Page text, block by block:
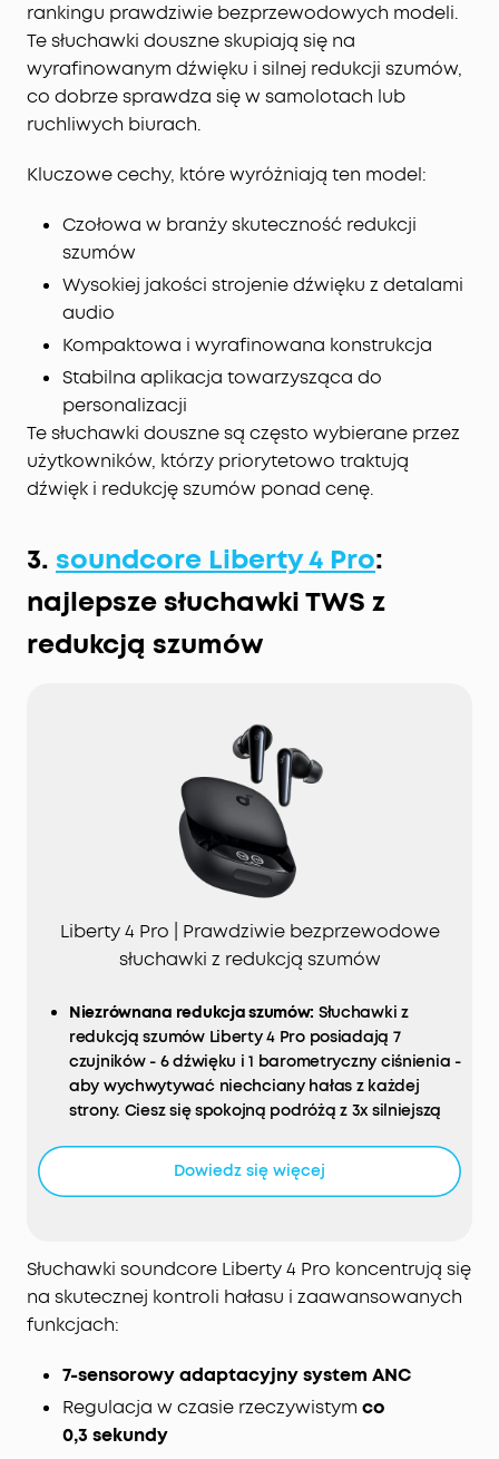
rankingu prawdziwie bezprzewodowych modeli.
Te słuchawki douszne skupiają się na
wyrafinowanym dźwięku i silnej redukcji szumów,
co dobrze sprawdza się w samolotach lub
ruchliwych biurach.
Kluczowe cechy, które wyróżniają ten model:
Czołowa w branży skuteczność redukcji
szumów
Wysokiej jakości strojenie dźwięku z detalami
audio
Kompaktowa i wyrafinowana konstrukcja
Stabilna aplikacja towarzysząca do
personalizacji
Te słuchawki douszne są często wybierane przez
użytkowników, którzy priorytetowo traktują
dźwięk i redukcję szumów ponad cenę.
3. soundcore Liberty 4 Pro:
najlepsze słuchawki TWS z
redukcją szumów
Liberty 4 Pro | Prawdziwie bezprzewodowe
słuchawki z redukcją szumów
Niezrównana redukcja szumów: Słuchawki z
redukcją szumów Liberty 4 Pro posiadają 7
czujników - 6 dźwięku i 1 barometryczny ciśnienia -
aby wychwytywać niechciany hałas z każdej
strony. Ciesz się spokojną podróżą z 3x silniejszą
Adaptacyjna redukcja szumów w czasie
zapewniając optymalną, płynną redukcję szumów
przez cały czas.
Wygodne sterowanie dotykowe:
wyświetlacz umożliwiają precyzyjne dostrojenie
poziomów redukcji szumów bezprzewodowych
słuchawek w dowolnym momencie za pomocą
prostego przesunięcia palcem po etui.
Muzyka wysokiej jakości na profesjonalnym
Dowiedz się więcej
Słuchawki soundcore Liberty 4 Pro koncentrują się
na skutecznej kontroli hałasu i zaawansowanych
funkcjach:
7-sensorowy adaptacyjny system ANC
Regulacja w czasie rzeczywistym co
0,3 sekundy